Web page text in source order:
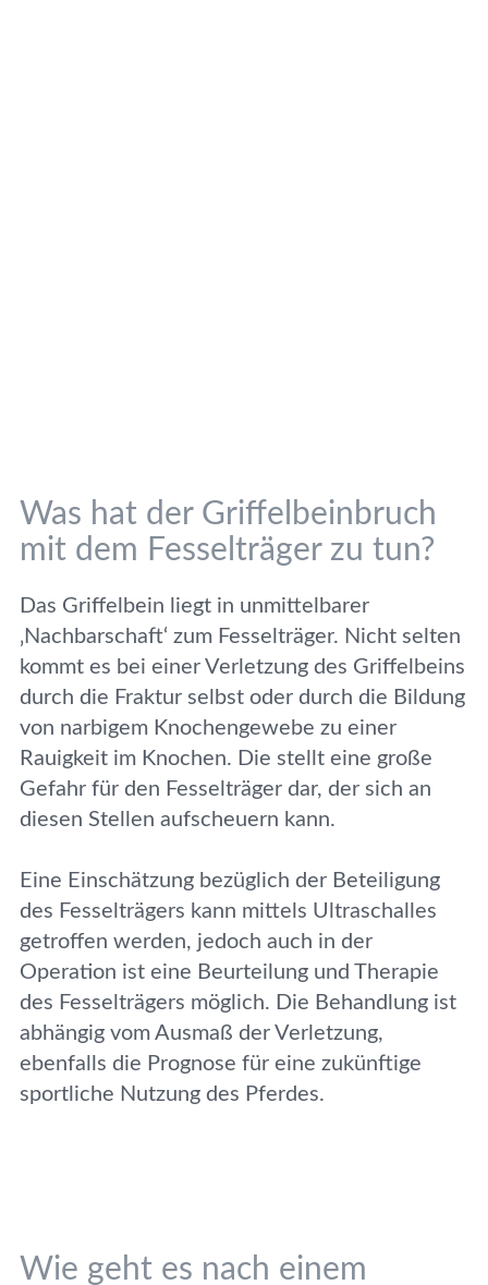
Was hat der Griffelbeinbruch
mit dem Fesselträger zu tun?
Das Griffelbein liegt in unmittelbarer
‚Nachbarschaft‘ zum Fesselträger. Nicht selten
kommt es bei einer Verletzung des Griffelbeins
durch die Fraktur selbst oder durch die Bildung
von narbigem Knochengewebe zu einer
Rauigkeit im Knochen. Die stellt eine große
Gefahr für den Fesselträger dar, der sich an
diesen Stellen aufscheuern kann.
Eine Einschätzung bezüglich der Beteiligung
des Fesselträgers kann mittels Ultraschalles
getroffen werden, jedoch auch in der
Operation ist eine Beurteilung und Therapie
des Fesselträgers möglich. Die Behandlung ist
abhängig vom Ausmaß der Verletzung,
ebenfalls die Prognose für eine zukünftige
sportliche Nutzung des Pferdes.
Wie geht es nach einem